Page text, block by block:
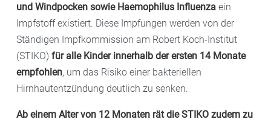
und Windpocken sowie Haemophilus Influenza ein
Impfstoff existiert. Diese Impfungen werden von der
Ständigen Impfkommission am Robert Koch-Institut
(STIKO) für alle Kinder innerhalb der ersten 14 Monate
empfohlen, um das Risiko einer bakteriellen
Hirnhautentzündung deutlich zu senken.
Ab einem Alter von 12 Monaten rät die STIKO zudem zu